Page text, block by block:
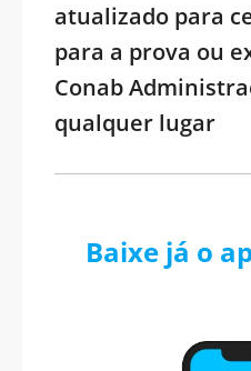
atualizado para
para a prova ou
Conab
qualquer lugar
Baixe já o